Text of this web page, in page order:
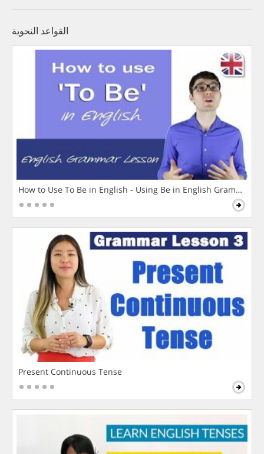
القواعد النحوية
How to Use To Be in English - Using Be in English Grammar
Present Continuous Tense